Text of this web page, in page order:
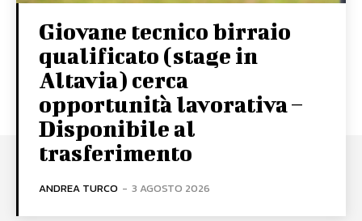
Giovane tecnico birraio
qualificato (stage in
Altavia) cerca
opportunità lavorativa –
Disponibile al
trasferimento
ANDREA TURCO - 3 AGOSTO 2026